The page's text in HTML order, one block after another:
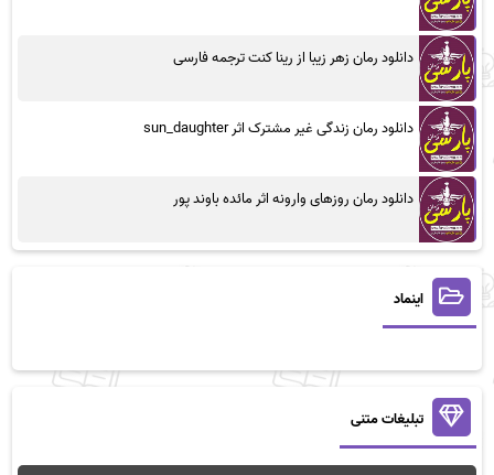
دانلود رمان زهر زیبا از رینا کنت ترجمه فارسی
دانلود رمان زندگی غیر مشترک اثر sun_daughter
دانلود رمان روزهای وارونه اثر مائده باوند پور
اینماد
تبلیغات متنی